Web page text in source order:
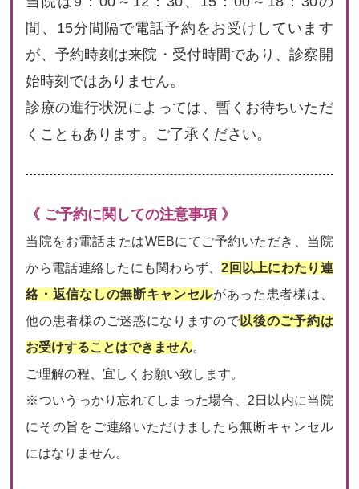
間、15分間隔で電話予約をお受けしています
が、予約時刻は来院・受付時間であり、診察開
始時刻ではありません。
診療の進行状況によっては、暫くお待ちいただ
くこともあります。ご了承ください。
《 ご予約に関しての注意事項 》
当院をお電話またはWEBにてご予約いただき、当院
から電話連絡したにも関わらず、2回以上にわたり連
絡・返信なしの無断キャンセルがあった患者様は、
他の患者様のご迷惑になりますので以後のご予約は
お受けすることはできません。
ご理解の程、宜しくお願い致します。
※ついうっかり忘れてしまった場合、2日以内に当院
にその旨をご連絡いただけましたら無断キャンセル
にはなりません。